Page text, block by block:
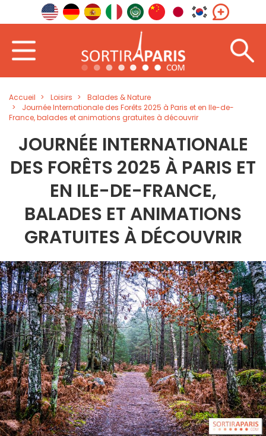
Accueil Loisirs
Balades & Nature
Journée Internationale des Forêts 2025 à Paris et en Ile-de-
France, balades et animations gratuites à découvrir
JOURNÉE INTERNATIONALE
DES FORÊTS 2025 À PARIS ET
EN ILE-DE-FRANCE,
BALADES ET ANIMATIONS
GRATUITES À DÉCOUVRIR